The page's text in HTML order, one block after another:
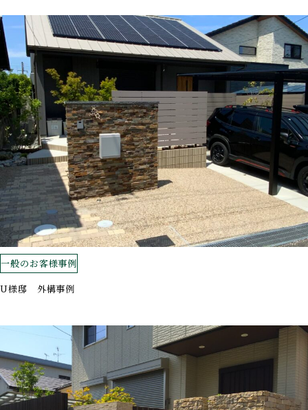
一般のお客様事例
U様邸 外構事例